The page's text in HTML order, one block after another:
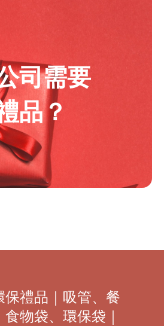
司需要
品？
保禮品｜吸管、餐
物袋、環保袋｜